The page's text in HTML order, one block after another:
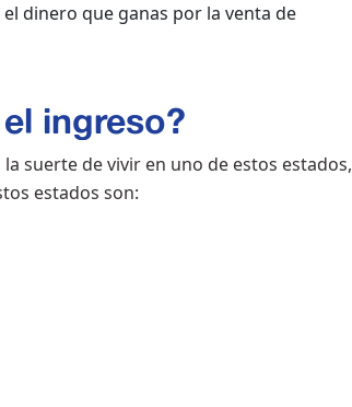
dinero que ganas por la venta de
ingreso?
suerte de vivir en uno de estos estados,
estados son: